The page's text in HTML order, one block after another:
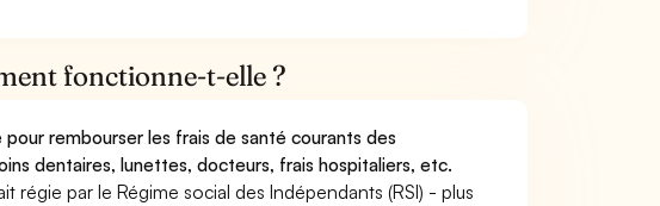
fonctionne-t-elle ?
rembourser les frais de santé courants des
dentaires, lunettes, docteurs, frais hospitaliers, etc.
par le Régime social des Indépendants (RSI) - plus